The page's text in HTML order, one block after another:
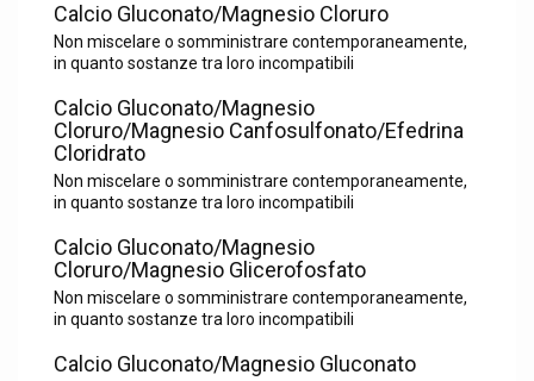
Calcio Gluconato/Magnesio Cloruro
Non miscelare o somministrare contemporaneamente,
in quanto sostanze tra loro incompatibili
Calcio Gluconato/Magnesio
Cloruro/Magnesio Canfosulfonato/Efedrina
Cloridrato
Non miscelare o somministrare contemporaneamente,
in quanto sostanze tra loro incompatibili
Calcio Gluconato/Magnesio
Cloruro/Magnesio Glicerofosfato
Non miscelare o somministrare contemporaneamente,
in quanto sostanze tra loro incompatibili
Calcio Gluconato/Magnesio Gluconato